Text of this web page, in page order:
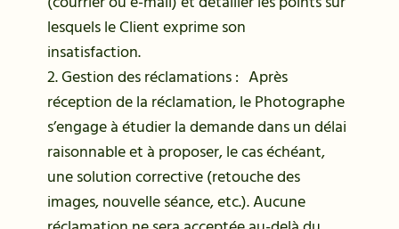
lesquels le Client exprime son
insatisfaction.
2. Gestion des réclamations : Après
réception de la réclamation, le Photographe
s’engage à étudier la demande dans un délai
raisonnable et à proposer, le cas échéant,
une solution corrective (retouche des
images, nouvelle séance, etc.). Aucune